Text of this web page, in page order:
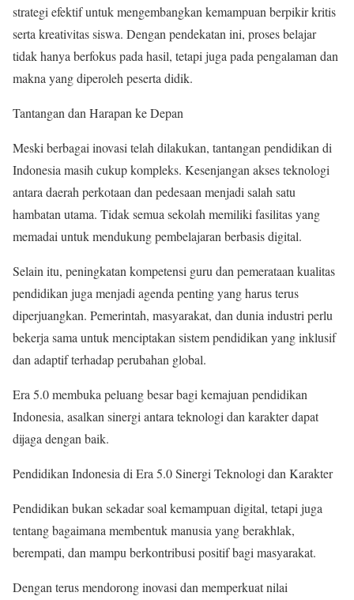
strategi efektif untuk mengembangkan kemampuan berpikir kritis
serta kreativitas siswa. Dengan pendekatan ini, proses belajar
tidak hanya berfokus pada hasil, tetapi juga pada pengalaman dan
makna yang diperoleh peserta didik.
Tantangan dan Harapan ke Depan
Meski berbagai inovasi telah dilakukan, tantangan pendidikan di
Indonesia masih cukup kompleks. Kesenjangan akses teknologi
antara daerah perkotaan dan pedesaan menjadi salah satu
hambatan utama. Tidak semua sekolah memiliki fasilitas yang
memadai untuk mendukung pembelajaran berbasis digital.
Selain itu, peningkatan kompetensi guru dan pemerataan kualitas
pendidikan juga menjadi agenda penting yang harus terus
diperjuangkan. Pemerintah, masyarakat, dan dunia industri perlu
bekerja sama untuk menciptakan sistem pendidikan yang inklusif
dan adaptif terhadap perubahan global.
Era 5.0 membuka peluang besar bagi kemajuan pendidikan
Indonesia, asalkan sinergi antara teknologi dan karakter dapat
dijaga dengan baik.
Pendidikan Indonesia di Era 5.0 Sinergi Teknologi dan Karakter
Pendidikan bukan sekadar soal kemampuan digital, tetapi juga
tentang bagaimana membentuk manusia yang berakhlak,
berempati, dan mampu berkontribusi positif bagi masyarakat.
Dengan terus mendorong inovasi dan memperkuat nilai